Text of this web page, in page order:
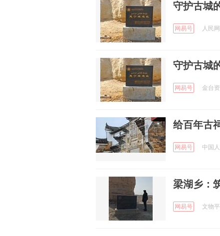
守护古城
网易号 人民
守护古城
网易号 金台
给百年古
网易号 中国
梁湖乡：
网易号 文物